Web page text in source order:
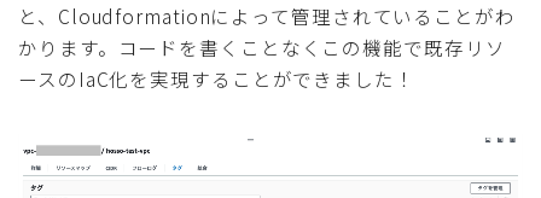
と、Cloudformationによって管理されていることがわ
かります。コードを書くことなくこの機能で既存リソ
ースのIaC化を実現することができました！